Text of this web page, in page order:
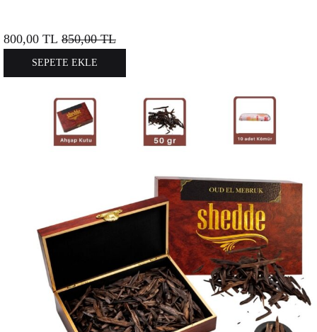
800,00 TL 850,00TL
SEPETE EKLE